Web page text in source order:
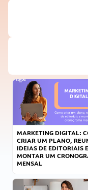
MARKETING DIGITAL:
CRIAR UM PLANO,
IDEIAS DE EDITORIAIS E
MONTAR UM
MENSAL